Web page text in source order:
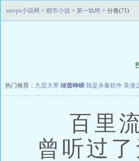
stovps小说网 > 都市小说 > 第一纨绔 > 分卷(71)
热门推荐： 九层天界 绿茵峥嵘 我是杀毒软件 美漫
百里流
曾听过